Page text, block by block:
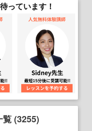
っています！
覧 (3255)